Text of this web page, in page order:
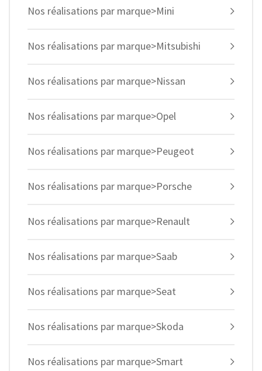
Nos réalisations par marque>Mini
Nos réalisations par marque>Mitsubishi
Nos réalisations par marque>Nissan
Nos réalisations par marque>Opel
Nos réalisations par marque>Peugeot
Nos réalisations par marque>Porsche
Nos réalisations par marque>Renault
Nos réalisations par marque>Saab
Nos réalisations par marque>Seat
Nos réalisations par marque>Skoda
Nos réalisations par marque>Smart